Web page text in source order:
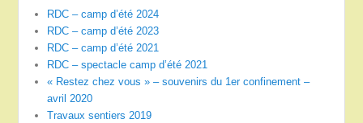
RDC – camp d’été 2024
RDC – camp d’été 2023
RDC – camp d’été 2021
RDC – spectacle camp d’été 2021
« Restez chez vous » – souvenirs du 1er confinement –
avril 2020
Travaux sentiers 2019